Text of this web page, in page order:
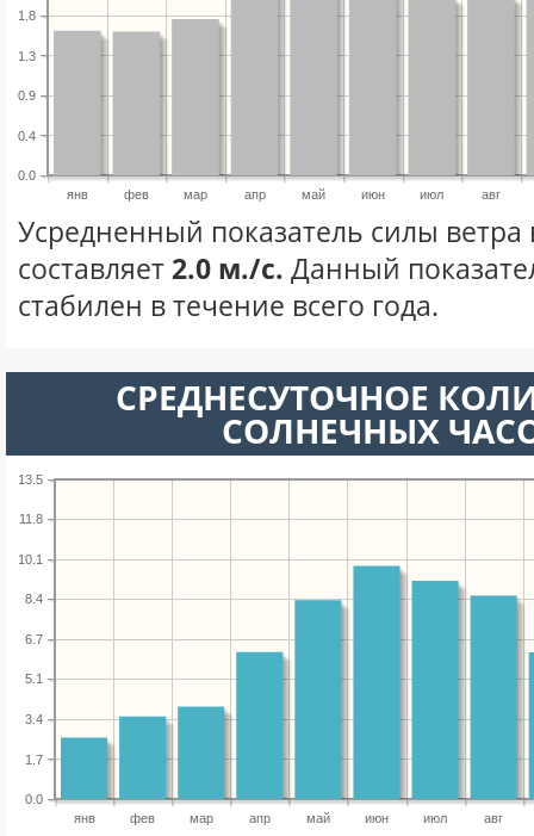
янв фев мар апр май июн июл авг
0.0
0.4
0.9
1.3
1.8
Усредненный показатель силы ветра
составляет 2.0 м./с. Данный
стабилен в течение всего года.
СРЕДНЕСУТОЧНОЕ
СОЛНЕЧНЫХ
янв фев мар апр май июн июл авг
0.0
1.7
3.4
5.1
6.7
8.4
10.1
11.8
13.5